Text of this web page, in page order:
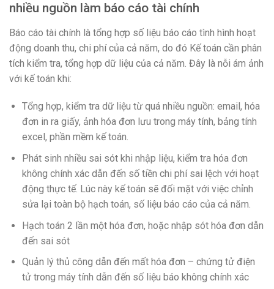
nhiều nguồn làm báo cáo tài chính
Báo cáo tài chính là tổng hợp số liệu báo cáo tình hình hoạt
động doanh thu, chi phí của cả năm, do đó Kế toán cần phân
tích kiểm tra, tổng hợp dữ liệu của cả năm. Đây là nỗi ám ảnh
với kế toán khi:
Tổng hợp, kiểm tra dữ liệu từ quá nhiều nguồn: email, hóa
đơn in ra giấy, ảnh hóa đơn lưu trong máy tính, bảng tính
excel, phần mềm kế toán.
Phát sinh nhiều sai sót khi nhập liệu, kiểm tra hóa đơn
không chính xác dẫn đến số tiền chi phí sai lệch với hoạt
động thực tế. Lúc này kế toán sẽ đối mặt với việc chỉnh
sửa lại toàn bộ hạch toán, số liệu báo cáo của cả năm.
Hạch toán 2 lần một hóa đơn, hoặc nhập sót hóa đơn dẫn
đến sai sót
Quản lý thủ công dẫn đến mất hóa đơn – chứng tử điện
tử trong máy tính dẫn đến số liệu báo không chính xác